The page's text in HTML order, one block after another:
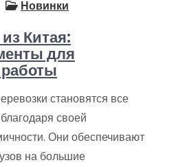
Новинки
Китая:
для
становятся все
своей
Они обеспечивают
на большие